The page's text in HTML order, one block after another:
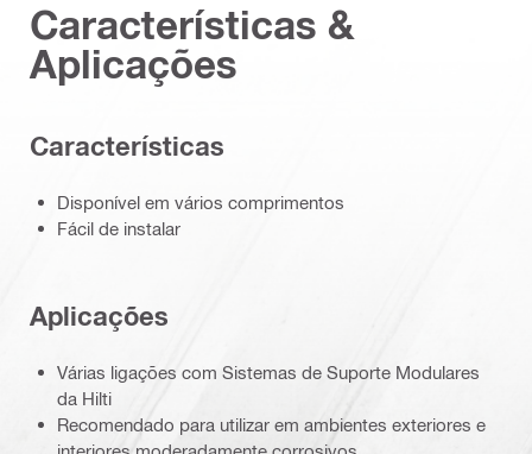
Características &
Aplicações
Características
Disponível em vários comprimentos
Fácil de instalar
Aplicações
Várias ligações com Sistemas de Suporte Modulares
da Hilti
Recomendado para utilizar em ambientes exteriores e